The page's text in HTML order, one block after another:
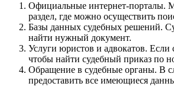
Официальные интернет-порталы.
раздел, где можно осуществить
Базы данных судебных решений.
найти нужный документ.
Услуги юристов и адвокатов.
чтобы найти судебный приказ по
Обращение в судебные органы. В
предоставить все имеющиеся